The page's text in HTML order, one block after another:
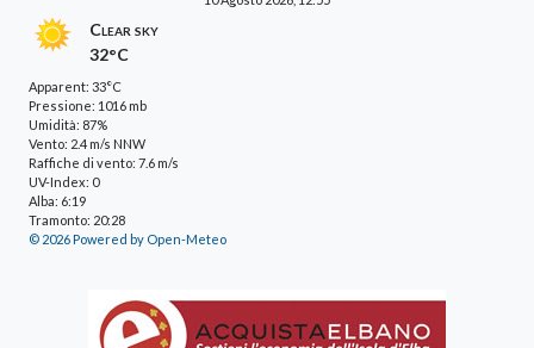
Clear sky
32°C
Apparent: 33°C
Pressione: 1016 mb
Umidità: 87%
Vento: 2.4 m/s NNW
Raffiche di vento: 7.6 m/s
UV-Index: 0
Alba: 6:19
Tramonto: 20:28
© 2026 Powered by Open-Meteo